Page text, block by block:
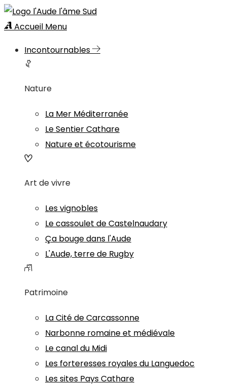
Accueil Menu
Incontournables
Nature
La Mer Méditerranée
Le Sentier Cathare
Nature et écotourisme
Art de vivre
Les vignobles
Le cassoulet de Castelnaudary
Ça bouge dans l'Aude
L'Aude, terre de Rugby
Patrimoine
La Cité de Carcassonne
Narbonne romaine et médiévale
Le canal du Midi
Les forteresses royales du Languedoc
Les sites Pays Cathare